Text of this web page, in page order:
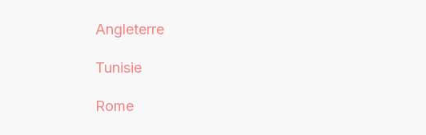
Angleterre
Tunisie
Rome